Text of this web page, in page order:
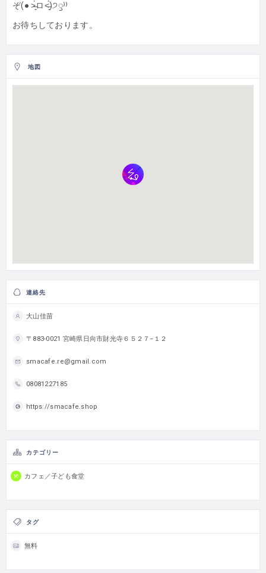
ぞ(● ˃̶͈̀ロ˂̶͈́)੭ꠥ⁾⁾
お待ちしております。
地図
連絡先
大山佳苗
〒883-0021 宮崎県日向市財光寺６５２７−１２
smacafe.re@gmail.com
08081227185
https://smacafe.shop
カテゴリー
カフェ／子ども食堂
タグ
無料